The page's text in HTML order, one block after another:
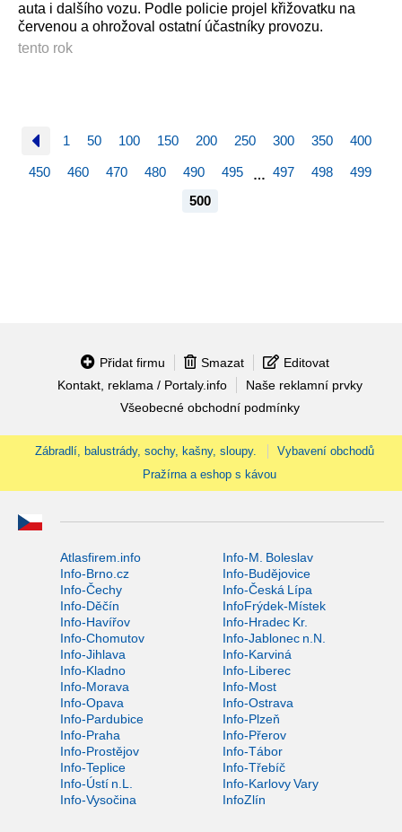
auta i dalšího vozu. Podle policie projel křižovatku na
červenou a ohrožoval ostatní účastníky provozu.
tento rok
1 50 100 150 200 250 300 350 400
450 460 470 480 490 495 … 497 498
499
500
Přidat firmu Smazat
Editovat
Kontakt, reklama / Portaly.info
Naše reklamní prvky
Všeobecné obchodní podmínky
Zábradlí, balustrády, sochy, kašny, sloupy.
Vybavení obchodů
Pražírna a eshop s kávou
Atlasfirem.info
Info-M. Boleslav
Info-Brno.cz
Info-Budějovice
Info-Čechy
Info-Česká Lípa
Info-Děčín
InfoFrýdek-Místek
Info-Havířov
Info-Hradec Kr.
Info-Chomutov
Info-Jablonec n.N.
Info-Jihlava
Info-Karviná
Info-Kladno
Info-Liberec
Info-Morava
Info-Most
Info-Opava
Info-Ostrava
Info-Pardubice
Info-Plzeň
Info-Praha
Info-Přerov
Info-Prostějov
Info-Tábor
Info-Teplice
Info-Třebíč
Info-Ústí n.L.
Info-Karlovy Vary
Info-Vysočina
InfoZlín